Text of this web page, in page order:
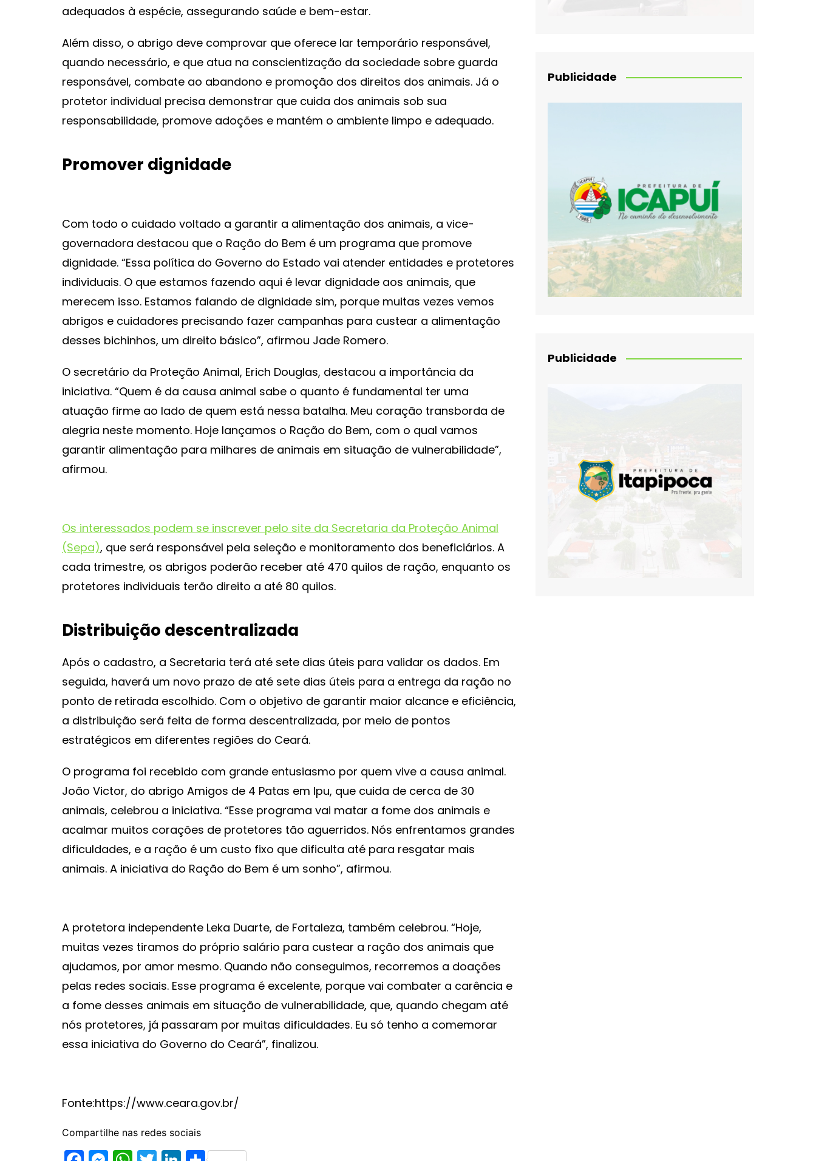
adequados à espécie, assegurando saúde e bem-estar.
Além disso, o abrigo deve comprovar que oferece lar temporário responsável,
quando necessário, e que atua na conscientização da sociedade sobre guarda
responsável, combate ao abandono e promoção dos direitos dos animais. Já o
protetor individual precisa demonstrar que cuida dos animais sob sua
responsabilidade, promove adoções e mantém o ambiente limpo e adequado.
Promover dignidade
Com todo o cuidado voltado a garantir a alimentação dos animais, a vice-
governadora destacou que o Ração do Bem é um programa que promove
dignidade. “Essa política do Governo do Estado vai atender entidades e protetores
individuais. O que estamos fazendo aqui é levar dignidade aos animais, que
merecem isso. Estamos falando de dignidade sim, porque muitas vezes vemos
abrigos e cuidadores precisando fazer campanhas para custear a alimentação
desses bichinhos, um direito básico”, afirmou Jade Romero.
O secretário da Proteção Animal, Erich Douglas, destacou a importância da
iniciativa. “Quem é da causa animal sabe o quanto é fundamental ter uma
atuação firme ao lado de quem está nessa batalha. Meu coração transborda de
alegria neste momento. Hoje lançamos o Ração do Bem, com o qual vamos
garantir alimentação para milhares de animais em situação de vulnerabilidade”,
afirmou.
Os interessados podem se inscrever pelo site da Secretaria da Proteção Animal
(Sepa), que será responsável pela seleção e monitoramento dos beneficiários. A
cada trimestre, os abrigos poderão receber até 470 quilos de ração, enquanto os
protetores individuais terão direito a até 80 quilos.
Distribuição descentralizada
Após o cadastro, a Secretaria terá até sete dias úteis para validar os dados. Em
seguida, haverá um novo prazo de até sete dias úteis para a entrega da ração no
ponto de retirada escolhido. Com o objetivo de garantir maior alcance e eficiência,
a distribuição será feita de forma descentralizada, por meio de pontos
estratégicos em diferentes regiões do Ceará.
O programa foi recebido com grande entusiasmo por quem vive a causa animal.
João Victor, do abrigo Amigos de 4 Patas em Ipu, que cuida de cerca de 30
animais, celebrou a iniciativa. “Esse programa vai matar a fome dos animais e
acalmar muitos corações de protetores tão aguerridos. Nós enfrentamos grandes
dificuldades, e a ração é um custo fixo que dificulta até para resgatar mais
animais. A iniciativa do Ração do Bem é um sonho”, afirmou.
A protetora independente Leka Duarte, de Fortaleza, também celebrou. “Hoje,
muitas vezes tiramos do próprio salário para custear a ração dos animais que
ajudamos, por amor mesmo. Quando não conseguimos, recorremos a doações
pelas redes sociais. Esse programa é excelente, porque vai combater a carência e
a fome desses animais em situação de vulnerabilidade, que, quando chegam até
nós protetores, já passaram por muitas dificuldades. Eu só tenho a comemorar
essa iniciativa do Governo do Ceará”, finalizou.
Fonte:https://www.ceara.gov.br/
Compartilhe nas redes sociais
Publicidade
Publicidade